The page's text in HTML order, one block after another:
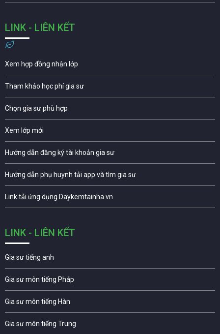
LINK - LIÊN KẾT
Xem hợp đồng nhận lớp
Tham khảo học phí gia sư
Chọn gia sư phù hợp
Xem lớp mới
Hướng dẫn đăng ký tài khoản gia sư
Hướng dẫn phụ huynh tải app và tìm gia sư
Link tải ứng dụng Daykemtainha.vn
LINK - LIÊN KẾT
Gia sư tiếng anh
Gia sư môn tiếng Pháp
Gia sư môn tiếng Hàn
Gia sư môn tiếng Trung